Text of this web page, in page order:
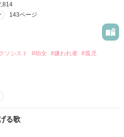
完結
作品の長さについて
文字ミステリーコンテスト
ーズ応援コンテスト～中・長編チ
、募集中。
、意外な人物で・・・・。
品を読む
143ページ
ソシスト #幼女 #嫌われ者 #孤児
ま、言いようのない苦しみに襲わ
る歌